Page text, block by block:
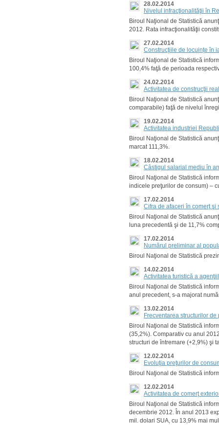
28.02.2014
Nivelul infracţionalităţii în
Biroul Naţional de Statistică
2012. Rata infracţionalităţii
27.02.2014
Сonstrucţiile de locuinţe în
Biroul Naţional de Statistică
100,4% faţă de perioada
24.02.2014
Activitatea de construcţii
Biroul Naţional de Statistică
comparabile) faţă de nivelul
19.02.2014
Activitatea industriei
Biroul Naţional de Statistică
marcat 111,3%.
18.02.2014
Câştigul salarial mediu în
Biroul Naţional de Statistică
indicele preţurilor de consum) –
17.02.2014
Cifra de afaceri în comerţ şi
Biroul Naţional de Statistică
luna precedentă şi de 11,7%
17.02.2014
Numărul preliminar al
Biroul Naţional de Statistică
14.02.2014
Activitatea turistică a
Biroul Naţional de Statistică
anul precedent, s-a majorat
13.02.2014
Frecventarea structurilor
Biroul Naţional de Statistică
(35,2%). Comparativ cu anul
structuri de întremare (+2,9%) şi
12.02.2014
Evoluţia preţurilor de
Biroul Naţional de Statistică
12.02.2014
Activitatea de comerţ
Biroul Naţional de Statistică
decembrie 2012. În anul 2013
mil. dolari SUA, cu 13,9% mai